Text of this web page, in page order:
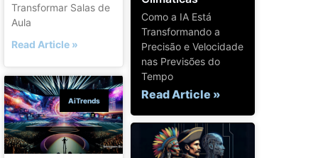
Transformar Salas de
Aula
Read Article »
AiTrends
Como a IA Está
Transformando a
Precisão e Velocidade
nas Previsões do
Tempo
Read Article »